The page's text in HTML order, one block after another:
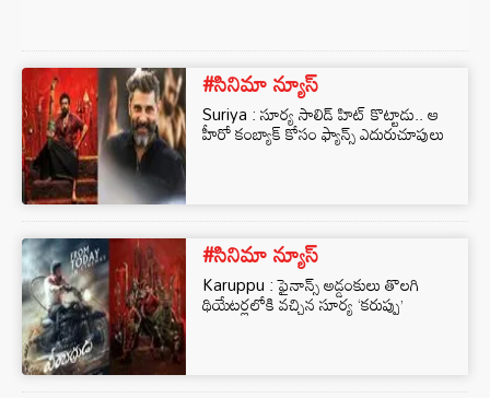
#సినిమా న్యూస్
Suriya : సూర్య సాలిడ్ హిట్ కొట్టాడు.. ఆ
హీరో కంబ్యాక్ కోసం ఫ్యాన్స్ ఎదురుచూపులు
#సినిమా న్యూస్
Karuppu : ఫైనాన్స్ అడ్డంకులు తొలగి
థియేటర్లలోకి వచ్చిన సూర్య ‘కరుప్పు’